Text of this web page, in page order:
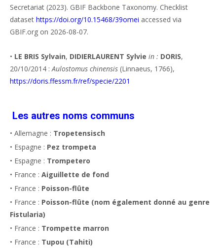
Secretariat (2023). GBIF Backbone Taxonomy. Checklist
dataset https://doi.org/10.15468/39omei accessed via
GBIF.org on 2026-08-07.
• LE BRIS Sylvain, DIDIERLAURENT Sylvie in : DORIS,
20/10/2014 : Aulostomus chinensis (Linnaeus, 1766),
https://doris.ffessm.fr/ref/specie/2201
Les autres noms communs
• Allemagne : Tropetensisch
• Espagne : Pez trompeta
• Espagne : Trompetero
• France : Aiguillette de fond
• France : Poisson-flûte
• France : Poisson-flûte (nom également donné au genre
Fistularia)
• France : Trompette marron
• France : Tupou (Tahiti)